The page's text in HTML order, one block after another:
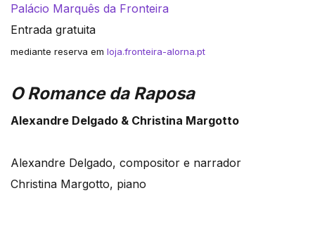
Palácio Marquês da Fronteira
Entrada gratuita
mediante reserva em loja.fronteira-alorna.pt
O Romance da Raposa
Alexandre Delgado & Christina Margotto
Alexandre Delgado, compositor e narrador
Christina Margotto, piano